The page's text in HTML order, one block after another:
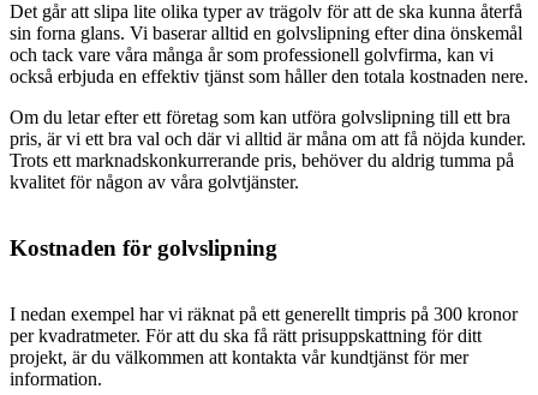
Det går att slipa lite olika typer av trägolv för att de ska kunna återfå
sin forna glans. Vi baserar alltid en golvslipning efter dina önskemål
och tack vare våra många år som professionell golvfirma, kan vi
också erbjuda en effektiv tjänst som håller den totala kostnaden nere.
Om du letar efter ett företag som kan utföra golvslipning till ett bra
pris, är vi ett bra val och där vi alltid är måna om att få nöjda kunder.
Trots ett marknadskonkurrerande pris, behöver du aldrig tumma på
kvalitet för någon av våra golvtjänster.
Kostnaden för golvslipning
I nedan exempel har vi räknat på ett generellt timpris på 300 kronor
per kvadratmeter. För att du ska få rätt prisuppskattning för ditt
projekt, är du välkommen att kontakta vår kundtjänst för mer
information.